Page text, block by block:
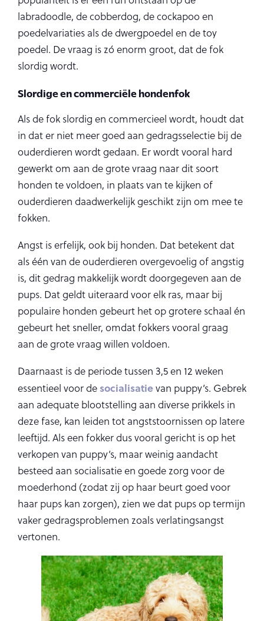
labradoodle, de cobberdog, de cockapoo en
poedelvariaties als de dwergpoedel en de toy
poedel. De vraag is zó enorm groot, dat de fok
slordig wordt.
Slordige en commerciële hondenfok
Als de fok slordig en commercieel wordt, houdt dat
in dat er niet meer goed aan gedragsselectie bij de
ouderdieren wordt gedaan. Er wordt vooral hard
gewerkt om aan de grote vraag naar dit soort
honden te voldoen, in plaats van te kijken of
ouderdieren daadwerkelijk geschikt zijn om mee te
fokken.
Angst is erfelijk, ook bij honden. Dat betekent dat
als één van de ouderdieren overgevoelig of angstig
is, dit gedrag makkelijk wordt doorgegeven aan de
pups. Dat geldt uiteraard voor elk ras, maar bij
populaire honden gebeurt het op grotere schaal én
gebeurt het sneller, omdat fokkers vooral graag
aan de grote vraag willen voldoen.
Daarnaast is de periode tussen 3,5 en 12 weken
essentieel voor desocialisatievan puppy’s. Gebrek
aan adequate blootstelling aan diverse prikkels in
deze fase, kan leiden tot angststoornissen op latere
leeftijd. Als een fokker dus vooral gericht is op het
verkopen van puppy’s, maar weinig aandacht
besteed aan socialisatie en goede zorg voor de
moederhond (zodat zij op haar beurt goed voor
haar pups kan zorgen), zien we dat pups op termijn
vaker gedragsproblemen zoals verlatingsangst
vertonen.